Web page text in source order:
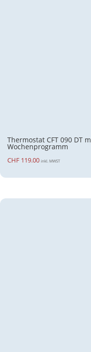
Thermostat CFT 090 DT
Wochenprogramm
CHF 119.00 inkl. MWST